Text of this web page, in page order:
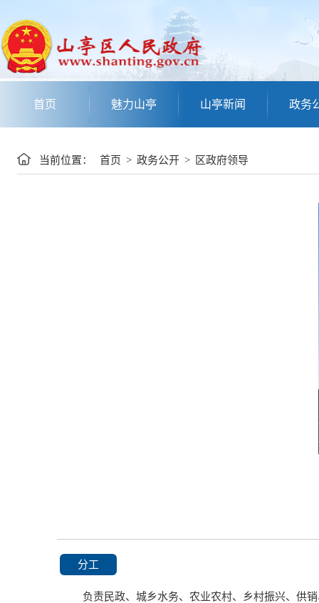
首页 魅力山亭 山亭新闻 政务
当前位置： 首页 > 政务公开 > 区政府领导
分工
负责民政、城乡水务、农业农村、乡村振兴、供